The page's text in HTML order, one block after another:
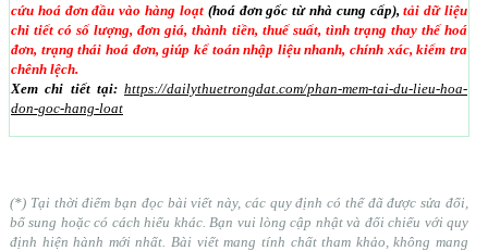
cứu hoá đơn đầu vào hàng loạt(hoá đơn gốc từ nhà cung cấp),tải dữ liệu
chi tiết có số lượng, đơn giá, thành tiền, thuế suất, tình trạng thay thế hoá
đơn, trạng thái hoá đơn, giúp kế toán nhập liệu nhanh, chính xác, kiểm tra
chênh lệch.
Xem chi tiết tại: https://dailythuetrongdat.com/phan-mem-tai-du-lieu-hoa-
don-goc-hang-loat
(*) Tại thời điểm bạn đọc bài viết này, các quy định có thể đã được sửa đổi,
bổ sung hoặc có cách hiểu khác. Bạn vui lòng cập nhật và đối chiếu với quy
định hiện hành mới nhất. Bài viết mang tính chất tham khảo, không mang